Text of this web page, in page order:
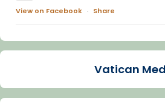
View on Facebook · Share
Arquebisbat de
La Carmina va patir
dos mesos, a l'Estadi Lluís
Vatican